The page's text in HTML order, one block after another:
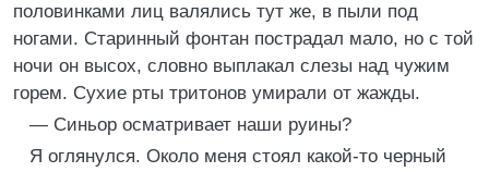
половинками лиц валялись тут же, в пыли под
ногами. Старинный фонтан пострадал мало, но с той
ночи он высох, словно выплакал слезы над чужим
горем. Сухие рты тритонов умирали от жажды.
— Синьор осматривает наши руины?
Я оглянулся. Около меня стоял какой-то черный